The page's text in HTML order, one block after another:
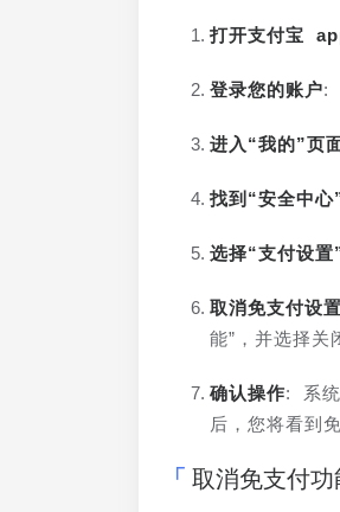
打开支付宝
登录您的账户:
进入“我的”页
找到“安全中心
选择“支付设置
取消免支付设置
能”，并选择关
确认操作: 系统
后，您将看到
取消免支付